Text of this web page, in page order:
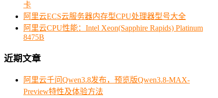
卡
阿里云ECS云服务器内存型CPU处理器型号大全
阿里云CPU性能：Intel Xeon(Sapphire Rapids) Platinum
8475B
近期文章
阿里云千问Qwen3.8发布，预览版Qwen3.8-MAX-
Preview特性及体验方法